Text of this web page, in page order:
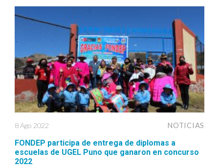
8 Ago 2022 NOTICIAS
FONDEP participa de entrega de diplomas a
escuelas de UGEL Puno que ganaron en concurso
2022